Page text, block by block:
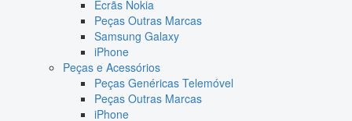
Ecrãs Nokia
Peças Outras Marcas
Samsung Galaxy
iPhone
Peças e Acessórios
Peças Genéricas Telemóvel
Peças Outras Marcas
iPhone